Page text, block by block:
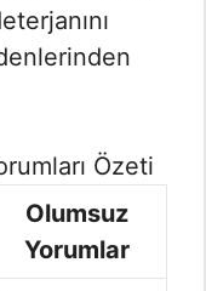
Özeti
Olumsuz
Yorumlar